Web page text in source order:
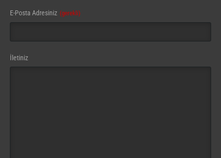
Email
Address (gerekli)
E-Posta Adresiniz (gerekli)
İletiniz